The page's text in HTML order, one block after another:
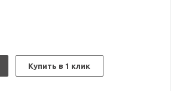
Купить в 1 клик